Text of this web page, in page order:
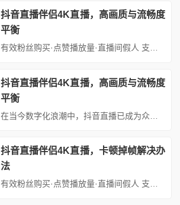
抖音直播伴侣4K直播，高画质与流畅度
平衡
有效粉丝购买·点赞播放量·直播间假人 支持：抖音,快手,小红书,视频号,微博,B站,西瓜头条等各类自媒体平台。自助平台： vip.fen168.com 在短视频与直播风靡的当下，4K直播以其超高清画质、细腻的色彩还原和沉浸式的观看体验，成为众多主播追求的“终极目标”。然而，4K直播对设备性能、网络带宽和软件优化的要求远高于传统1080P直播，稍有不慎便可能陷入“画质拉...
抖音直播伴侣4K直播，高画质与流畅度
平衡
抖音直播伴侣4K直播，卡顿掉帧解决办
法
有效粉丝购买·点赞播放量·直播间假人 支持：抖音,快手,小红书,视频号,微博,B站,西瓜头条等各类自媒体平台。自助平台： vip.fen168.com 在短视频与直播行业高速发展的今天，4K超高清直播已成为内容创作者提升竞争力的关键手段。然而，许多主播在使用抖音直播伴侣进行4K直播时，常遇到画面卡顿、掉帧、延迟高等问题，不仅影响观众体验，还可能导致流量流失。本文将从硬...